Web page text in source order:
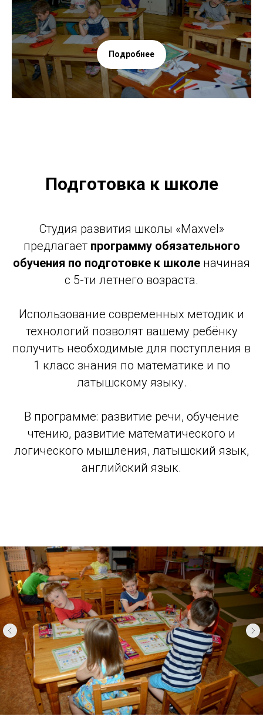
Подробнее
Подготовка к школе
Студия развития школы «Maxvel»
предлагает программу обязательного
обучения по подготовке к школе начиная
с 5-ти летнего возраста.
Использование современных методик и
технологий позволят вашему ребёнку
получить необходимые для поступления в
1 класс знания по математике и по
латышскому языку.
В программе: развитие речи, обучение
чтению, развитие математического и
логического мышления, латышский язык,
английский язык.